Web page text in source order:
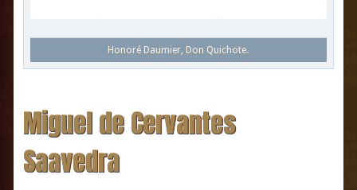
Honoré Daumier, Don Quichote.
Miguel de Cervantes
Saavedra